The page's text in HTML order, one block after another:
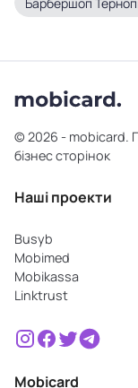
© 2026 - mobicard.
бізнес сторінок
Наші проекти
Busyb
Mobimed
Mobikassa
Linktrust
Mobicard